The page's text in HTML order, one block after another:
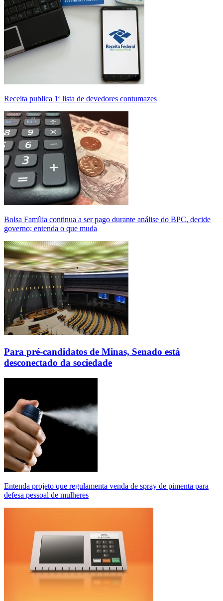
Receita publica 1ª lista de devedores contumazes
Bolsa Família continua a ser pago durante análise do BPC, decide
governo; entenda o que muda
Para pré-candidatos de Minas, Senado está
desconectado da sociedade
Entenda projeto que regulamenta venda de spray de pimenta para
defesa pessoal de mulheres